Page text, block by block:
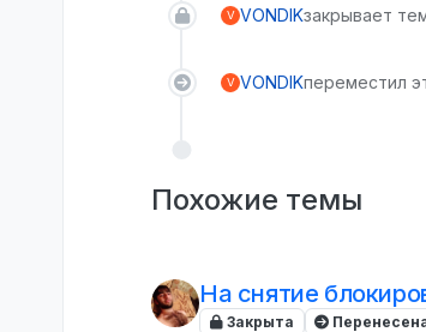
V VONDIKзакрывает
V VONDIKпереместил
Похожие темы
На снятие
Закрыта